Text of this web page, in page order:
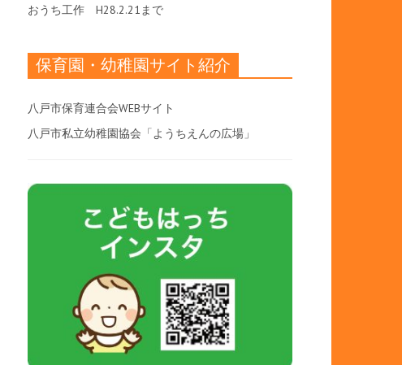
おうち工作 H28.2.21まで
保育園・幼稚園サイト紹介
八戸市保育連合会WEBサイト
八戸市私立幼稚園協会「ようちえんの広場」